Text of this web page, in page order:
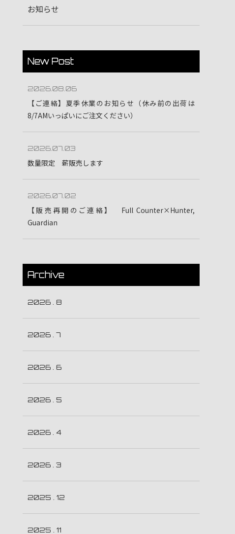
お知らせ
New Post
2026.08.06
【ご連絡】夏季休業のお知らせ（休み前の出荷は
8/7AMいっぱいにご注文ください）
2026.07.03
数量限定 薪販売します
2026.07.02
【販売再開のご連絡】 Full Counter×Hunter,
Guardian
Archive
2026 . 8
2026 . 7
2026 . 6
2026 . 5
2026 . 4
2026 . 3
2025 . 12
2025 . 11